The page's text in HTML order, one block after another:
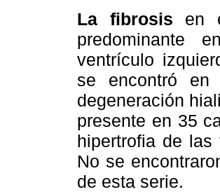
La fibrosis en
predominante
ventrículo
se encontró
degeneración
presente en 35
hipertrofia de
No se
de esta serie.